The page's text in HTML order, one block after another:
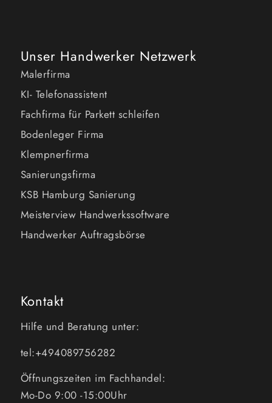
Unser Handwerker Netzwerk
Malerfirma
KI- Telefonassistent
Fachfirma für Parkett schleifen
Bodenleger Firma
Klempnerfirma
Sanierungsfirma
KSB Hamburg Sanierung
Meisterview Handwerkssoftware
Handwerker Auftragsbörse
Kontakt
Hilfe und Beratung unter:
tel:+494089756282
Öffnungszeiten im Fachhandel:
Mo-Do 9:00 -15:00Uhr